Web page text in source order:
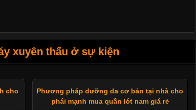
xuyên thấu ở sự kiện
cho
Phương pháp dưỡng da cơ bản tại nhà cho
phái mạnh mua quần lót nam giá rẻ